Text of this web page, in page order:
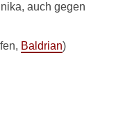
auch gegen
Baldrian)